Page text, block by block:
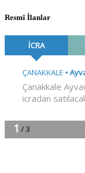
Resmî İlanlar